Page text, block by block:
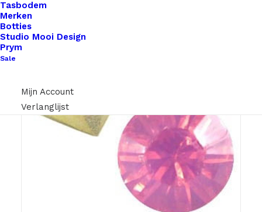
Tasbodem
Merken
Botties
Studio Mooi Design
Prym
Sale
Mijn Account
Verlanglijst